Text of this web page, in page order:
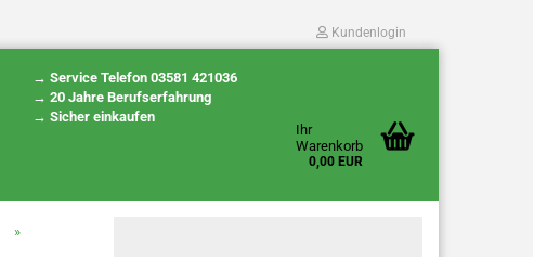
Kundenlogin
→ Service Telefon 03581 421036
→ 20 Jahre Berufserfahrung
→ Sicher einkaufen
Ihr
Warenkorb
0,00 EUR
»